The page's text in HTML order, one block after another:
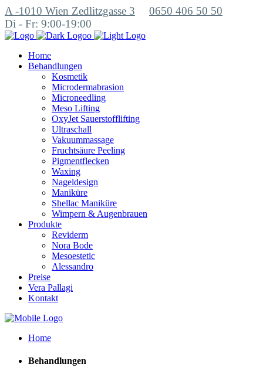
A -1010 Wien Zedlitzgasse 3
0650 406 50 50
Di - Fr: 9:00-19:00
Home
Behandlungen
Kosmetik
Microdermabrasion
Microneedling
Meso Lifting
OxyJet Sauerstofflifting
Ultraschall
Vakuummassage
Fruchtsäure Peeling
Pigmentflecken
Waxing
Nageldesign
Maniküre
Shellac Maniküre
Wimpern & Augenbrauen
Produkte
Reviderm
Nora Bode
Mesoestetic
Alessandro
Preise
Vera Pallagi
Kontakt
Home
Behandlungen